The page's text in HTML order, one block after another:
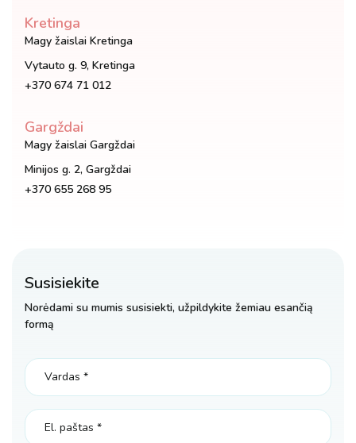
Kretinga
Magy žaislai Kretinga
Vytauto g. 9, Kretinga
+370 674 71 012
Gargždai
Magy žaislai Gargždai
Minijos g. 2, Gargždai
+370 655 268 95
Susisiekite
Norėdami su mumis susisiekti, užpildykite žemiau esančią
formą